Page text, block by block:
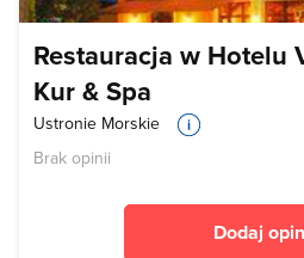
Restauracja w Hotelu
Kur & Spa
Ustronie Morskie
Brak opinii
Dodaj